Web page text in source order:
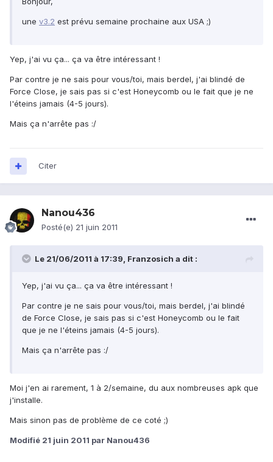
une v3.2 est prévu semaine prochaine aux USA ;)
Yep, j'ai vu ça... ça va être intéressant !
Par contre je ne sais pour vous/toi, mais berdel, j'ai blindé de
Force Close, je sais pas si c'est Honeycomb ou le fait que je ne
l'éteins jamais (4-5 jours).
Mais ça n'arrête pas :/
Citer
Nanou436
Posté(e) 21 juin 2011
Le 21/06/2011 à 17:39, Franzosich a dit :
Yep, j'ai vu ça... ça va être intéressant !
Par contre je ne sais pour vous/toi, mais berdel, j'ai blindé
de Force Close, je sais pas si c'est Honeycomb ou le fait
que je ne l'éteins jamais (4-5 jours).
Mais ça n'arrête pas :/
Moi j'en ai rarement, 1 à 2/semaine, du aux nombreuses apk que
j'installe.
Mais sinon pas de problème de ce coté ;)
Modifié 21 juin 2011 par Nanou436